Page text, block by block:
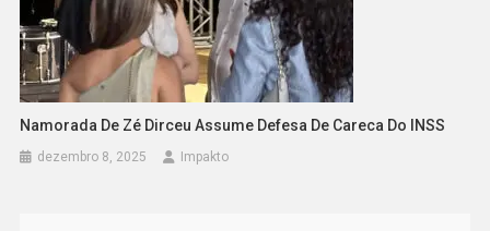
Namorada De Zé Dirceu Assume Defesa De Careca Do INSS
dezembro 8, 2025 Impakto